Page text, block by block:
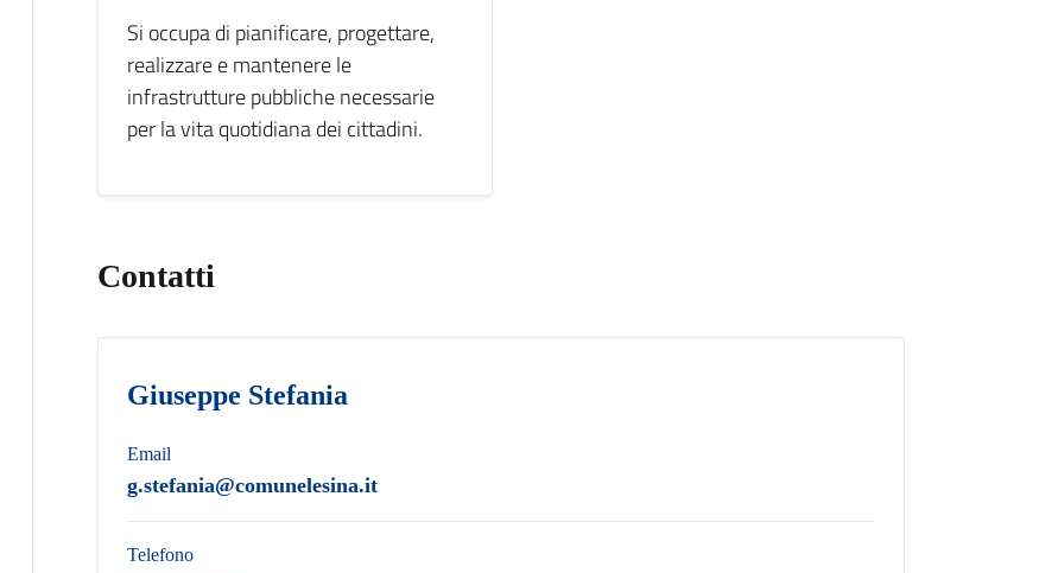
Si occupa di pianificare, progettare,
realizzare e mantenere le
infrastrutture pubbliche necessarie
per la vita quotidiana dei cittadini.
Contatti
Giuseppe Stefania
Email
g.stefania@comunelesina.it
Telefono